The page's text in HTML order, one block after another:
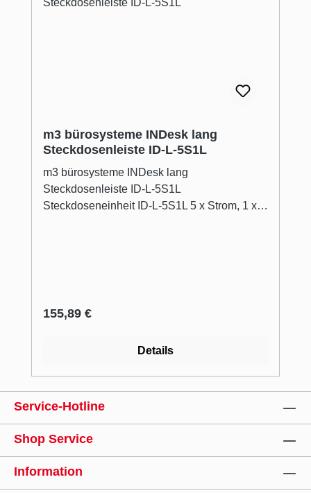
m3 bürosysteme INDesk lang
Steckdosenleiste ID-L-5S1L
m3 bürosysteme INDesk lang
Steckdosenleiste ID-L-5S1L
Steckdoseneinheit ID-L-5S1L 5 x Strom, 1 x
Regulärer Preis:
155,89 €
Details
Service-Hotline
Shop Service
Information